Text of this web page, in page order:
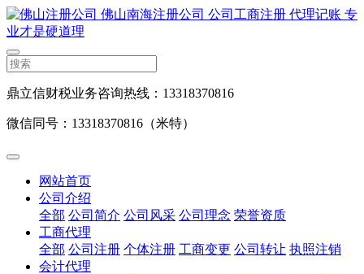
鼎立信财税业务咨询热线：13318370816
微信同号：13318370816（米特）
网站首页
公司介绍
全部 公司简介 公司风采 公司理念 荣誉资质
工商代理
全部 公司注册 个体注册 工商变更 公司转让 执照注销
会计代理